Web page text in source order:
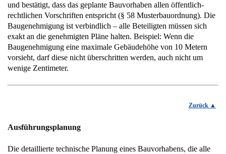
und bestätigt, dass das geplante Bauvorhaben allen öffentlich-
rechtlichen Vorschriften entspricht (§ 58 Musterbauordnung). Die
Baugenehmigung ist verbindlich – alle Beteiligten müssen sich
exakt an die genehmigten Pläne halten. Beispiel: Wenn die
Baugenehmigung eine maximale Gebäudehöhe von 10 Metern
vorsieht, darf diese nicht überschritten werden, auch nicht um
wenige Zentimeter.
Zurück
Ausführungsplanung
Die detaillierte technische Planung eines Bauvorhabens, die alle